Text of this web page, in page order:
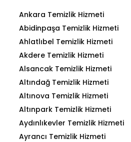
Ankara Temizlik Hizmeti
Abidinpaşa Temizlik Hizmeti
Ahlatlıbel Temizlik Hizmeti
Akdere Temizlik Hizmeti
Alsancak Temizlik Hizmeti
Altındağ Temizlik Hizmeti
Altınova Temizlik Hizmeti
Altınpark Temizlik Hizmeti
Aydınlıkevler Temizlik Hizmeti
Ayrancı Temizlik Hizmeti